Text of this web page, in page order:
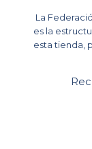
La
es la
esta tienda,